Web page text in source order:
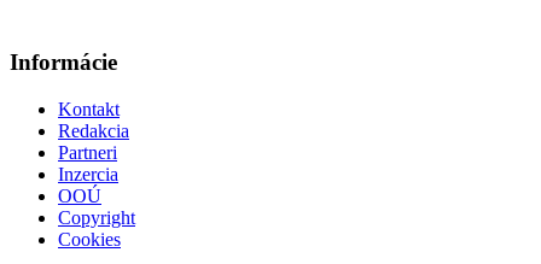
Informácie
Kontakt
Redakcia
Partneri
Inzercia
OOÚ
Copyright
Cookies